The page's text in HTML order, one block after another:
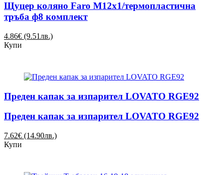
Щуцер коляно Faro М12х1/термопластична
тръба ф8 комплект
4.86€ (9.51лв.)
Купи
Преден капак за изпарител LOVATO RGE92
Преден капак за изпарител LOVATO RGE92
7.62€ (14.90лв.)
Купи